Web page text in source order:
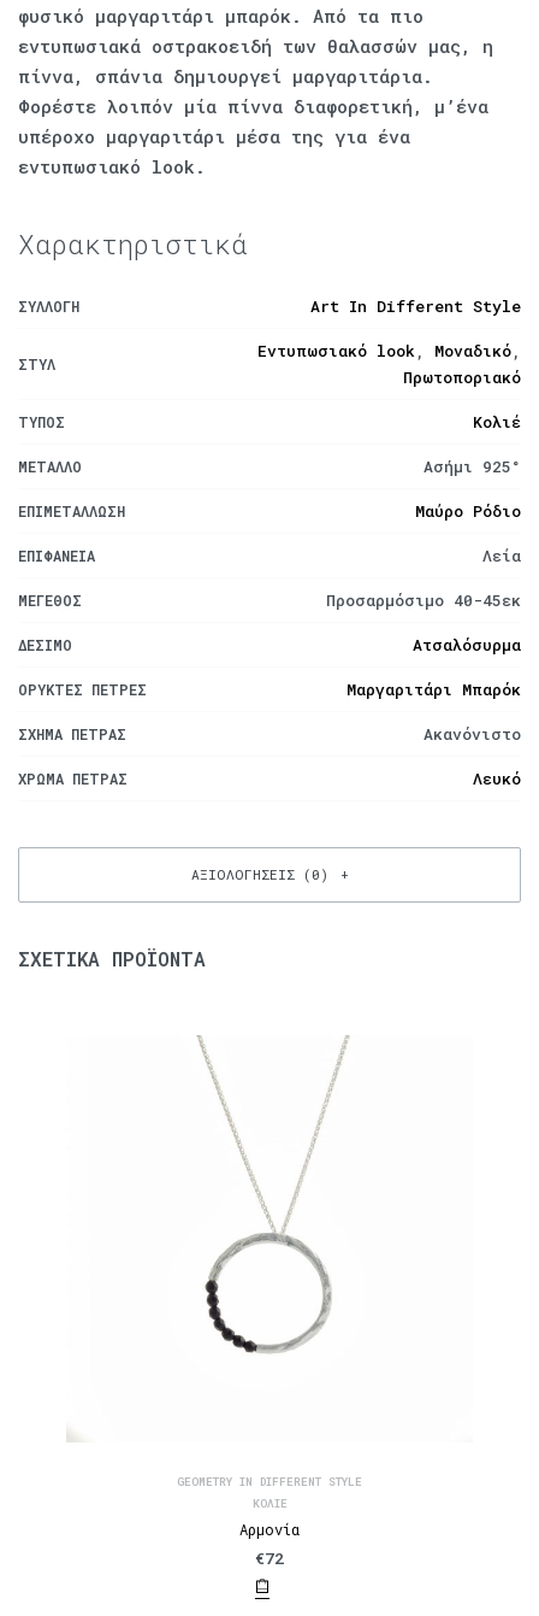
φυσικό μαργαριτάρι μπαρόκ. Από τα πιο
εντυπωσιακά οστρακοειδή των θαλασσών μας, η
πίννα, σπάνια δημιουργεί μαργαριτάρια.
Φορέστε λοιπόν μία πίννα διαφορετική, μ’ένα
υπέροχο μαργαριτάρι μέσα της για ένα
εντυπωσιακό look.
Χαρακτηριστικά
ΣΥΛΛΟΓΉ Art In Different Style
ΣΤΥΛ
Εντυπωσιακό look, Μοναδικό,
Πρωτοποριακό
ΤΎΠΟΣ Κολιέ
ΜΈΤΑΛΛΟ Ασήμι 925°
ΕΠΙΜΕΤΆΛΛΩΣΗ Μαύρο Ρόδιο
ΕΠΙΦΆΝΕΙΑ Λεία
ΜΈΓΕΘΟΣ Προσαρμόσιμο 40-45εκ
ΔΈΣΙΜΟ Ατσαλόσυρμα
ΟΡΥΚΤΈΣ ΠΈΤΡΕΣ Μαργαριτάρι Μπαρόκ
ΣΧΉΜΑ ΠΈΤΡΑΣ Ακανόνιστο
ΧΡΏΜΑ ΠΈΤΡΑΣ Λευκό
ΑΞΙΟΛΟΓΉΣΕΙΣ (0)
ΣΧΕΤΙΚΆ ΠΡΟΪΌΝΤΑ
GEOMETRY IN DIFFERENT STYLE
ΚΟΛΙΈ
Αρμονία
€72